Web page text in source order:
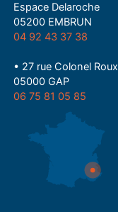
Espace Delaroche
05200 EMBRUN
04 92 43 37 38
• 27 rue Colonel Roux
05000 GAP
06 75 81 05 85